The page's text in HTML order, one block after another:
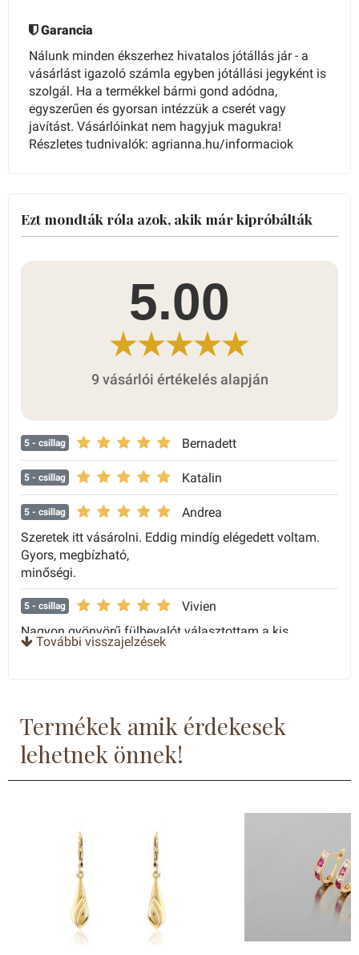
Garancia
Nálunk minden ékszerhez hivatalos jótállás jár - a
vásárlást igazoló számla egyben jótállási jegyként is
szolgál. Ha a termékkel bármi gond adódna,
egyszerűen és gyorsan intézzük a cserét vagy
javítást. Vásárlóinkat nem hagyjuk magukra!
Részletes tudnivalók: agrianna.hu/informaciok
Ezt mondták róla azok, akik már kipróbálták
5.00
9 vásárlói értékelés alapján
5 - csillag Bernadett
5 - csillag Katalin
5 - csillag
Andrea
Szeretek itt vásárolni. Eddig mindíg elégedett voltam.
Gyors, megbízható,
minőségi.
5 - csillag
Vivien
Nagyon gyönyörű fülbevalót választottam a kis
lányomnak.. ☺️ Élőben
5- csillag Mate
További visszajelzések
Termékek amik érdekesek
lehetnek önnek!